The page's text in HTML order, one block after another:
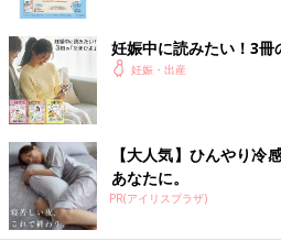
妊娠中に読みたい！3冊
妊娠・出産
【大人気】ひんやり冷
あなたに。
PR(アイリスプラザ)